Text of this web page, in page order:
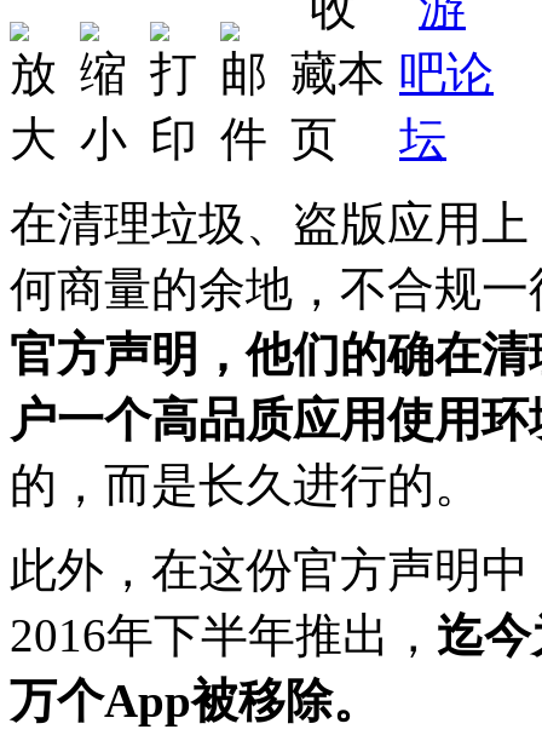
在清理垃圾、盗版应用上
何商量的余地，不合规
官方声明，他们的确在
户一个高品质应用使用环
的，而是长久进行的。
此外，在这份官方声明中
2016年下半年推出， 迄
万个App被移除。